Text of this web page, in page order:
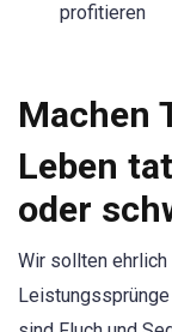
profitieren
Machen
Leben
oder
Wir sollten